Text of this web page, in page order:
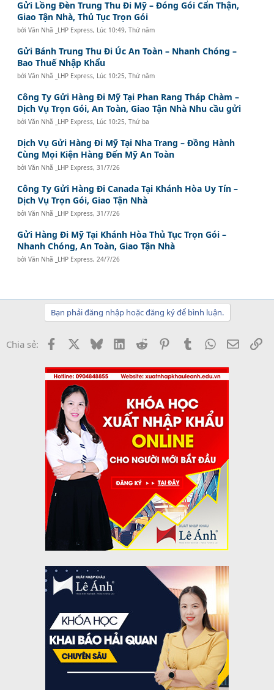
Gửi Lồng Đèn Trung Thu Đi Mỹ – Đóng Gói Cẩn Thận,
Giao Tận Nhà, Thủ Tục Trọn Gói
bởiVăn Nhã _LHP Express, Lúc 10:49, Thứ năm
Gửi Bánh Trung Thu Đi Úc An Toàn – Nhanh Chóng –
Bao Thuế Nhập Khẩu
bởiVăn Nhã _LHP Express, Lúc 10:25, Thứ năm
Công Ty Gửi Hàng Đi Mỹ Tại Phan Rang Tháp Chàm –
Dịch Vụ Trọn Gói, An Toàn, Giao Tận Nhà Nhu cầu gửi
bởiVăn Nhã _LHP Express, Lúc 10:25, Thứ ba
Dịch Vụ Gửi Hàng Đi Mỹ Tại Nha Trang – Đồng Hành
Cùng Mọi Kiện Hàng Đến Mỹ An Toàn
bởiVăn Nhã _LHP Express,31/7/26
Công Ty Gửi Hàng Đi Canada Tại Khánh Hòa Uy Tín –
Dịch Vụ Trọn Gói, Giao Tận Nhà
bởiVăn Nhã _LHP Express,31/7/26
Gửi Hàng Đi Mỹ Tại Khánh Hòa Thủ Tục Trọn Gói –
Nhanh Chóng, An Toàn, Giao Tận Nhà
bởiVăn Nhã _LHP Express,24/7/26
Bạn phải đăng nhập hoặc đăng ký để bình luận.
Chia sẻ: Facebook BlueskyLinkedInReddit PinterestTumblrWhatsApp
Email